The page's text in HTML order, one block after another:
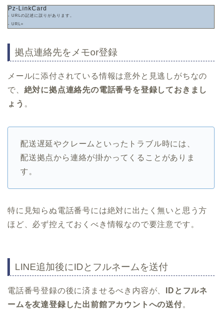
Pz-LinkCard
- URLの記述に誤りがあります。
- URL=
拠点連絡先をメモor登録
メールに添付されている情報は意外と見逃しがちなの
で、 絶対に拠点連絡先の電話番号を登録しておきまし
ょう 。
配送遅延やクレームといったトラブル時には、
配送拠点から連絡が掛かってくることがありま
す。
特に見知らぬ電話番号には絶対に出たく無いと思う方
ほど、必ず控えておくべき情報なので要注意です。
LINE追加後にIDとフルネームを送付
電話番号登録の後に済ませるべき内容が、
IDとフルネ
ームを友達登録した出前館アカウントへの送付。